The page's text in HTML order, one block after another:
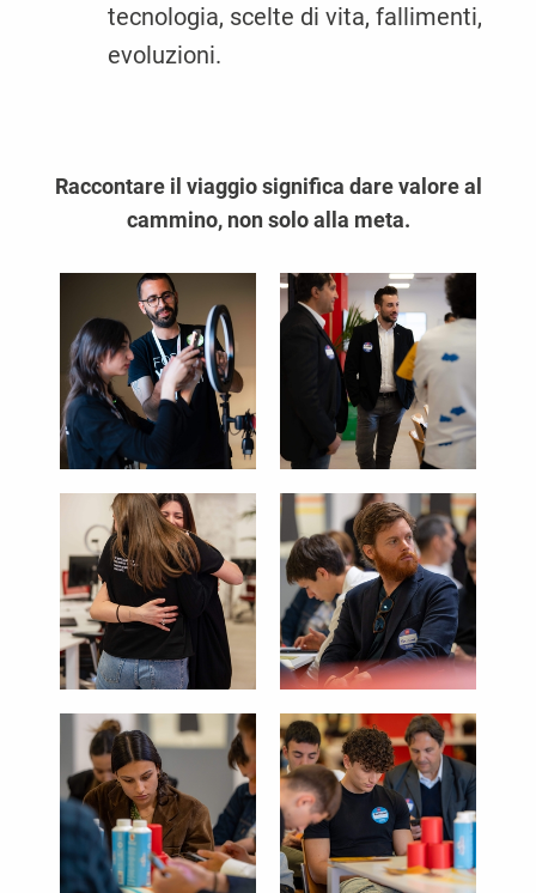
tecnologia, scelte di vita, fallimenti,
evoluzioni.
Raccontare il viaggio significa dare valore al
cammino, non solo alla meta.